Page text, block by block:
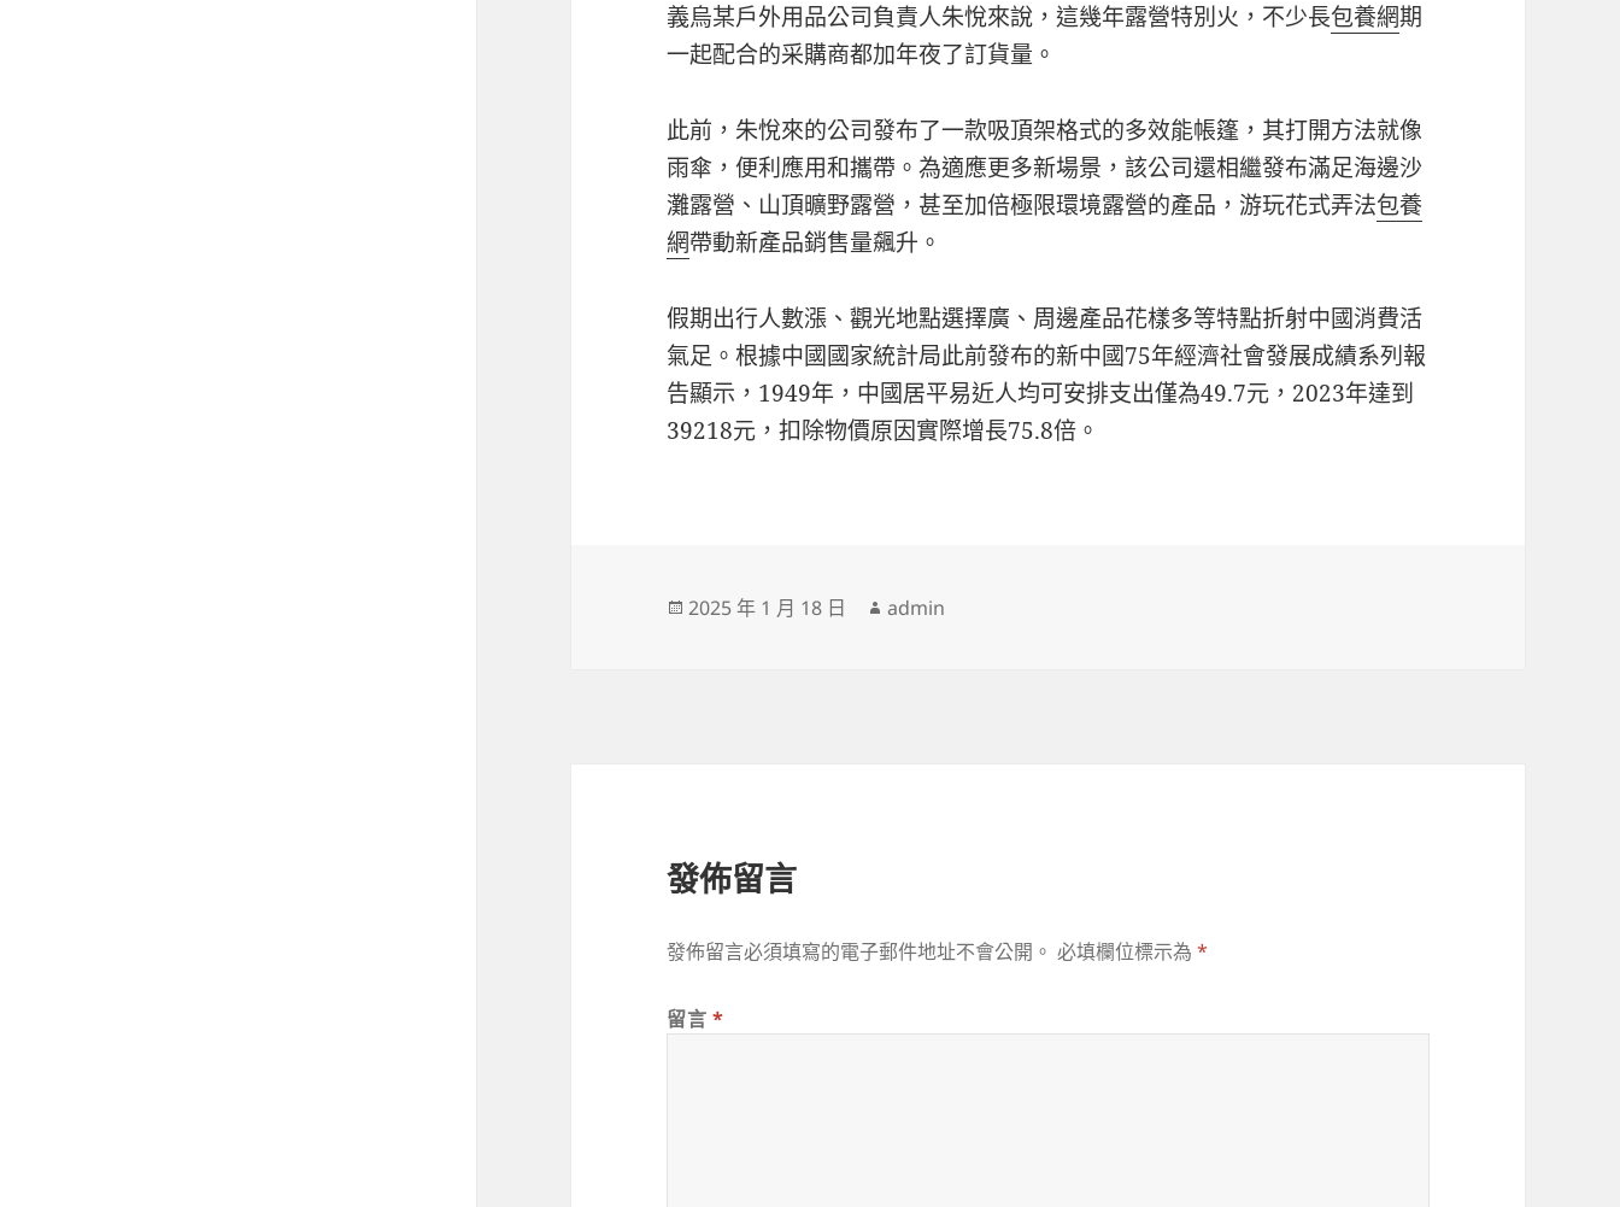
義烏某戶外用品公司負責人朱悅來說，這幾年露營特別火，不少長包養網期
一起配合的采購商都加年夜了訂貨量。
此前，朱悅來的公司發布了一款吸頂架格式的多效能帳篷，其打開方法就像
雨傘，便利應用和攜帶。為適應更多新場景，該公司還相繼發布滿足海邊沙
灘露營、山頂曠野露營，甚至加倍極限環境露營的產品，游玩花式弄法包養
網帶動新產品銷售量飆升。
假期出行人數漲、觀光地點選擇廣、周邊產品花樣多等特點折射中國消費活
氣足。根據中國國家統計局此前發布的新中國75年經濟社會發展成績系列報
告顯示，1949年，中國居平易近人均可安排支出僅為49.7元，2023年達到
39218元，扣除物價原因實際增長75.8倍。
發
2025 年 1 月 18 日
作
admin
發佈留言
發佈留言必須填寫的電子郵件地址不會公開。 必填欄位標示為*
留言*